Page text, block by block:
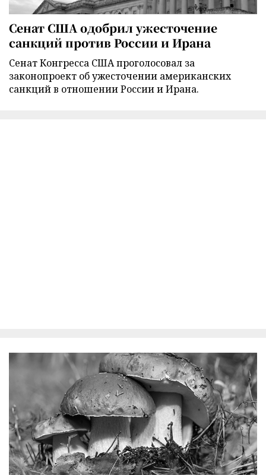
Сенат США одобрил ужесточение
санкций против России и Ирана
Сенат Конгресса США проголосовал за
законопроект об ужесточении американских
санкций в отношении России и Ирана.